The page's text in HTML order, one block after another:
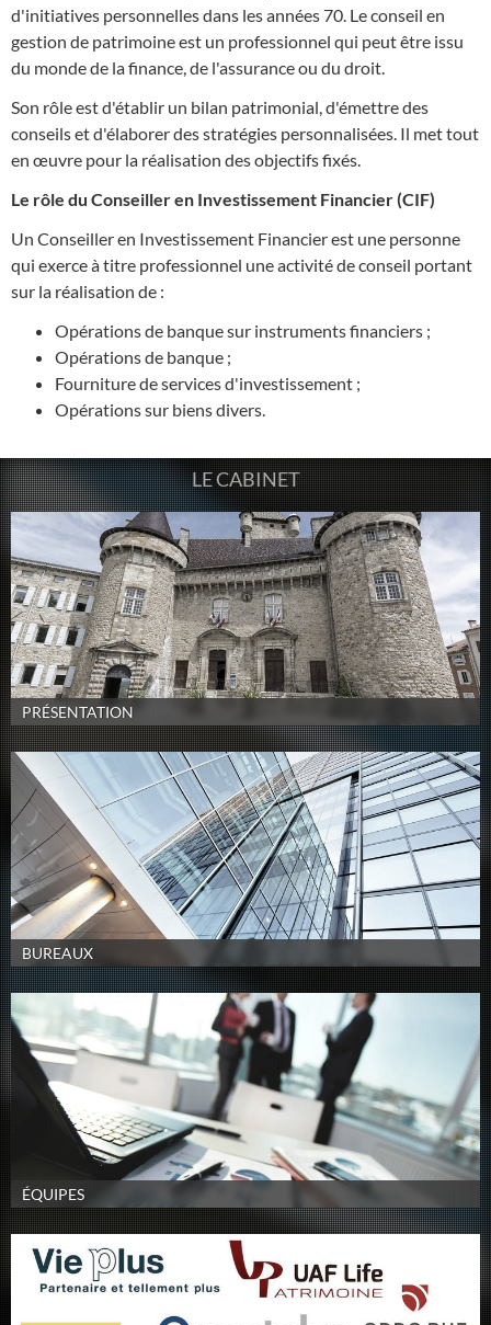
d'initiatives personnelles dans les années 70. Le conseil en
gestion de patrimoine est un professionnel qui peut être issu
du monde de la finance, de l'assurance ou du droit.
Son rôle est d'établir un bilan patrimonial, d'émettre des
conseils et d'élaborer des stratégies personnalisées. Il met tout
en œuvre pour la réalisation des objectifs fixés.
Le rôle du Conseiller en Investissement Financier (CIF)
Un Conseiller en Investissement Financier est une personne
qui exerce à titre professionnel une activité de conseil portant
sur la réalisation de :
Opérations de banque sur instruments financiers ;
Opérations de banque ;
Fourniture de services d'investissement ;
Opérations sur biens divers.
LE CABINET
PRÉSENTATION
BUREAUX
ÉQUIPES